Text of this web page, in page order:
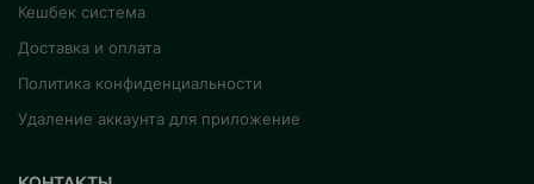
Кешбек система
Доставка и оплата
Политика конфиденциальности
Удаление аккаунта для приложение